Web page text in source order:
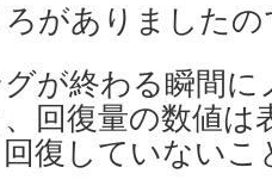
がありました
が終わる瞬間に
回復量の数値は
復していない